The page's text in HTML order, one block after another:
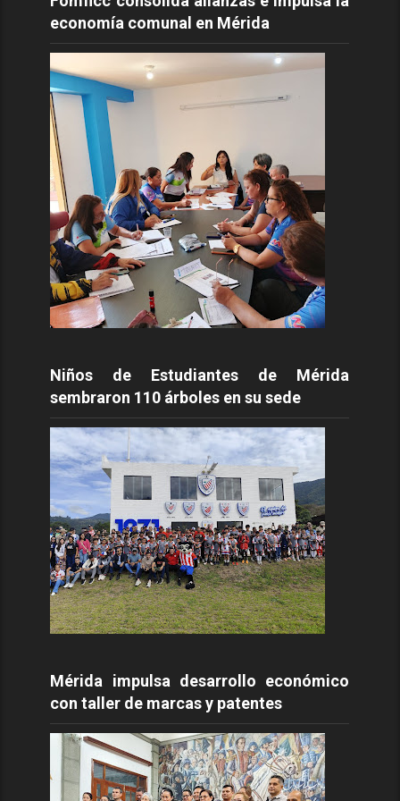
economía comunal en Mérida
Niños de Estudiantes de Mérida
sembraron 110 árboles en su sede
Mérida impulsa desarrollo económico
con taller de marcas y patentes